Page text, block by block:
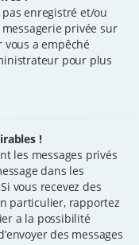
pas enregistré et/ou
privée sur
vous a empêché
pour plus
!
les messages privés
dans les
vous recevez des
particulier, rapportez
a la possibilité
des messages